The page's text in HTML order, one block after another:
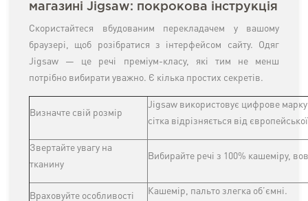
магазині Jigsaw: покрокова інструкція
Скористайтеся вбудованим перекладачем у вашому
браузері, щоб розібратися з інтерфейсом сайту. Одяг
Jigsaw — це речі преміум-класу, які тим не менш
потрібно вибирати уважно. Є кілька простих секретів.
Визначте свій розмір
Jigsaw використовує цифрове
сітка відрізняється від
Звертайте увагу на
тканину
Вибирайте речі з 100% кашеміру,
Враховуйте особливості
Кашемір, пальто злегка об’ємні.